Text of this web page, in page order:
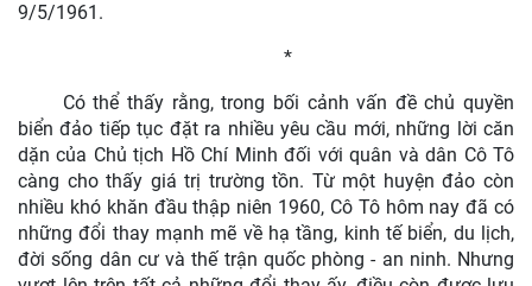
9/5/1961.
*
Có thể thấy rằng, trong bối cảnh vấn đề chủ quyền
biển đảo tiếp tục đặt ra nhiều yêu cầu mới, những lời căn
dặn của Chủ tịch Hồ Chí Minh đối với quân và dân Cô Tô
càng cho thấy giá trị trường tồn. Từ một huyện đảo còn
nhiều khó khăn đầu thập niên 1960, Cô Tô hôm nay đã có
những đổi thay mạnh mẽ về hạ tầng, kinh tế biển, du lịch,
đời sống dân cư và thế trận quốc phòng - an ninh. Nhưng